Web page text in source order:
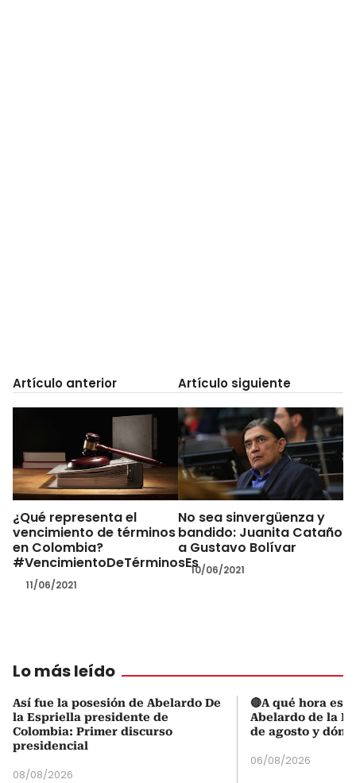
Artículo anterior
¿Qué representa el
vencimiento de términos
en Colombia?
#VencimientoDeTérminosEs
11/06/2021
Artículo siguiente
No sea sinvergüenza y
bandido: Juanita Cataño
a Gustavo Bolívar
10/06/2021
Lo más leído
Así fue la posesión de Abelardo De
la Espriella presidente de
Colombia: Primer discurso
presidencial
08/08/2026
🔴A qué hora es
Abelardo de la
de agosto y
06/08/2026